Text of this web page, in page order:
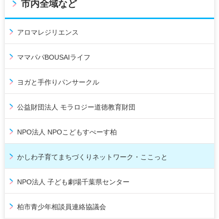
市内全域など
アロマレジリエンス
ママパパBOUSAIライフ
ヨガと手作りパンサークル
公益財団法人 モラロジー道徳教育財団
NPO法人 NPOこどもすぺーす柏
かしわ子育てまちづくりネットワーク・ここっと
NPO法人 子ども劇場千葉県センター
柏市青少年相談員連絡協議会